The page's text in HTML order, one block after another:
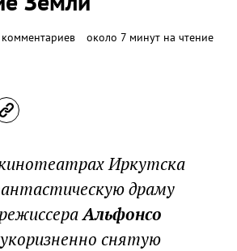
около 7 минут на чтение
Иркутска
драму
Альфонсо
снятую